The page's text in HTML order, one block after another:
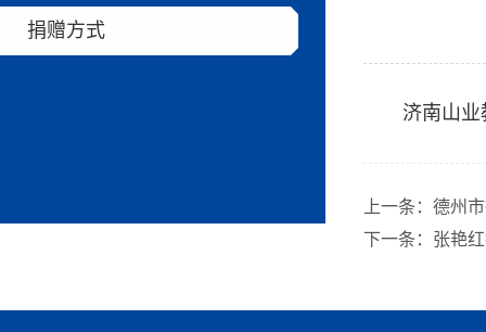
捐赠方式
济南山业
上一条： 德州
下一条： 张艳